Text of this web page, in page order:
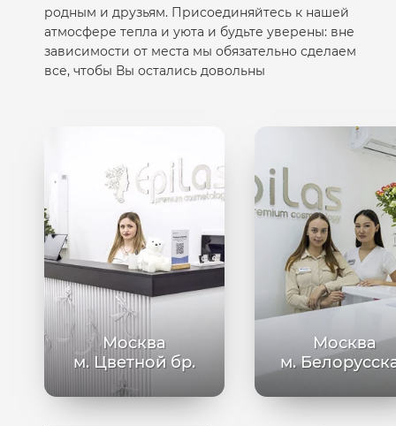
родным и друзьям. Присоединяйтесь к нашей
атмосфере тепла и уюта и будьте уверены: вне
зависимости от места мы обязательно сделаем
все, чтобы Вы остались довольны